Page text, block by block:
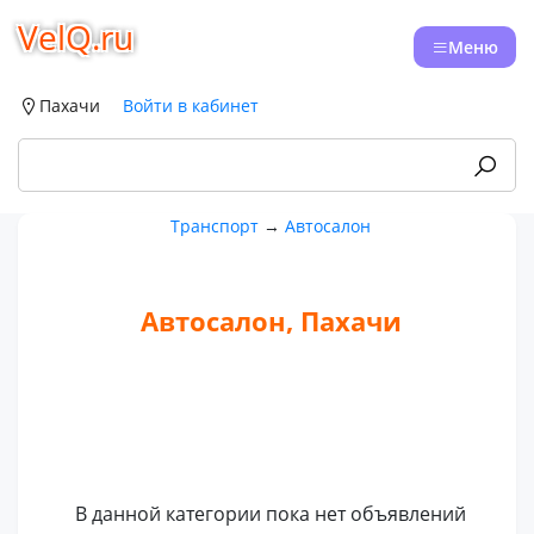
VelQ.ru Меню
Пахачи Войти в кабинет
Транспорт →Автосалон
Автосалон, Пахачи
В данной категории пока нет объявлений